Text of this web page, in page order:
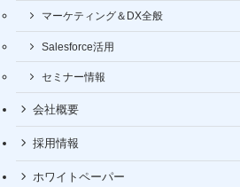
マーケティング＆DX全般
Salesforce活用
セミナー情報
会社概要
採用情報
ホワイトペーパー